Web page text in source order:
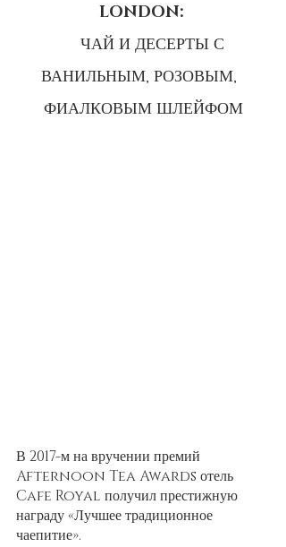
LONDON:
ВАНИЛЬНЫМ, РОЗОВЫМ,
ФИАЛКОВЫМ ШЛЕЙФОМ
В 2017-м на вручении премий
Afternoon Tea Awards отель
Cafe Royal получил престижную
награду «Лучшее традиционное
чаепитие».